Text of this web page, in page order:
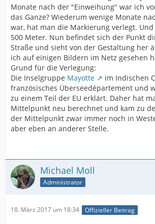
Monate nach der "Einweihung" war ich
das Ganze? Wiederum wenige Monate
war, hat man die Markierung verlegt.
500 Meter. Nun befindet sich der Punkt
Straße und sieht von der Gestaltung her
ich auf einigen Bildern im Netz gesehen
Grund für die Verlegung:
Die Inselgruppe Mayotte
im Indischen
französisches Überseedépartement und
zu einem Teil der EU erklärt. Daher hat
Mittelpunkt neu berechnet und kam zu
der Mittelpunkt zwar immer noch in
aber eben an anderer Stelle.
Michael Moll
Administrator
18. März 2017 um 18:34 Offizieller Beitrag